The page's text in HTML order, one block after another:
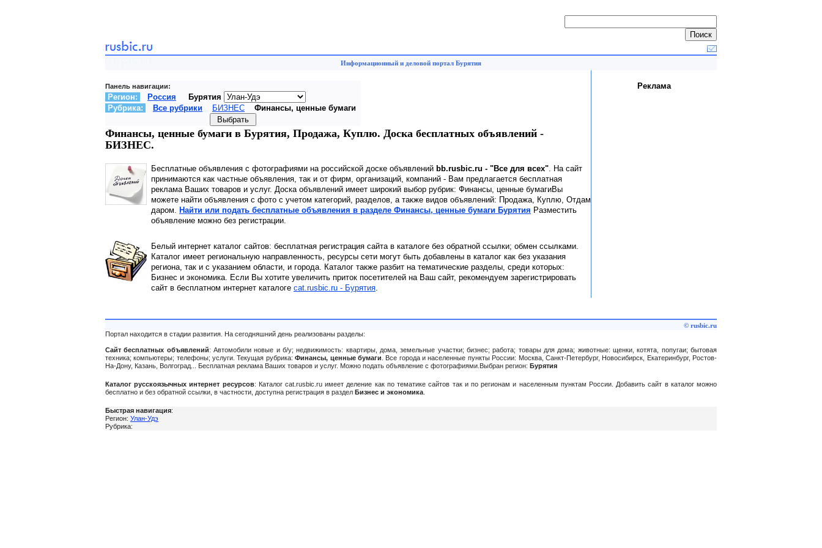
Информационный и деловой портал Бурятия
Панель навигации:
Регион: Россия
Бурятия
Рубрика:
Все рубрики БИЗНЕС Финансы, ценные бумаги
Финансы, ценные бумаги в Бурятия, Продажа, Куплю. Доска бесплатных объявлений -
БИЗНЕС.
Бесплатные объявления с фотографиями на российской доске объявлений bb.rusbic.ru - "Все для всех". На сайт
принимаются как частные объявления, так и от фирм, организаций, компаний - Вам предлагается бесплатная
реклама Ваших товаров и услуг. Доска объявлений имеет широкий выбор рубрик: Финансы, ценные бумагиВы
можете найти объявления с фото с учетом категорий, разделов, а также видов объявлений: Продажа, Куплю, Отдам
даром. Найти или подать бесплатные объявления в разделе Финансы, ценные бумаги Бурятия Разместить
объявление можно без регистрации.
Белый интернет каталог сайтов: бесплатная регистрация сайта в каталоге без обратной ссылки; обмен ссылками.
Каталог имеет региональную направленность, ресурсы сети могут быть добавлены в каталог как без указания
региона, так и с указанием области, и города. Каталог также разбит на тематические разделы, среди которых:
Бизнес и экономика. Если Вы хотите увеличить приток посетителей на Ваш сайт, рекомендуем зарегистрировать
сайт в бесплатном интернет каталоге cat.rusbic.ru - Бурятия.
Реклама
© rusbic.ru
Портал находится в стадии развития. На сегодняшний день реализованы разделы:
Сайт бесплатных объявлений: Автомобили новые и б/у; недвижимость: квартиры, дома, земельные участки; бизнес; работа; товары для дома; животные: щенки, котята, попугаи; бытовая
техника; компьютеры; телефоны; услуги. Текущая рубрика:Финансы, ценные бумаги . Все города и населенные пункты России: Москва, Санкт-Петербург, Новосибирск, Екатеринбург, Ростов-
На-Дону, Казань, Волгоград... Бесплатная реклама Ваших товаров и услуг. Можно подать объявление c фотографиями.Выбран регион: Бурятия
Каталог русскоязычных интернет ресурсов: Каталог cat.rusbic.ru имеет деление как по тематике сайтов так и по регионам и населенным пунктам России. Добавить сайт в каталог можно
бесплатно и без обратной ссылки, в частности, доступна регистрация в раздел Бизнес и экономика
Быстрая навигация:
Регион: Улан-Удэ
Рубрика: